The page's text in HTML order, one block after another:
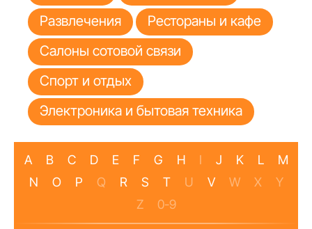
Развлечения
Рестораны и кафе
Салоны сотовой связи
Спорт и отдых
Электроника и бытовая техника
A B C D E F G H I J K L
M
N
O P Q R S T U V W X
Y
Z
0-9